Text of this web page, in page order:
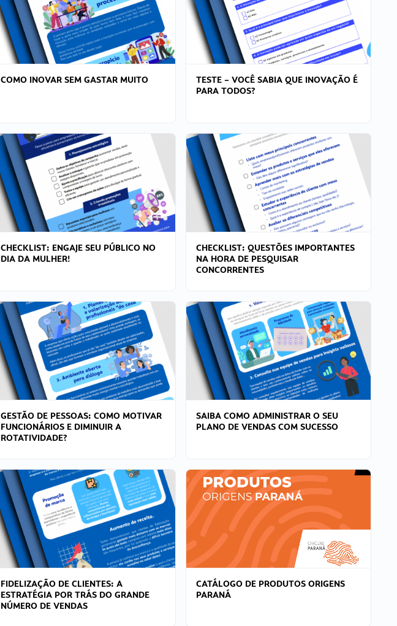
COMO INOVAR SEM GASTAR MUITO
TESTE – VOCÊ SABIA QUE INOVAÇÃO É
PARA TODOS?
CHECKLIST: ENGAJE SEU PÚBLICO NO
DIA DA MULHER!
CHECKLIST: QUESTÕES IMPORTANTES
NA HORA DE PESQUISAR
CONCORRENTES
GESTÃO DE PESSOAS: COMO MOTIVAR
FUNCIONÁRIOS E DIMINUIR A
ROTATIVIDADE?
SAIBA COMO ADMINISTRAR O SEU
PLANO DE VENDAS COM SUCESSO
FIDELIZAÇÃO DE CLIENTES: A
ESTRATÉGIA POR TRÁS DO GRANDE
NÚMERO DE VENDAS
CATÁLOGO DE PRODUTOS ORIGENS
PARANÁ